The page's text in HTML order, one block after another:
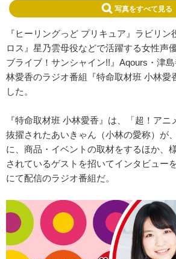
写真をすべて見る
『ヒーリングっど プリキュア』ラビリ
ロス』星乃雲母役などで活躍する女性声
ブライブ！サンシャイン!!』Aqours・津
林愛香のラジオ番組『特命取材班 小林愛
した。
『特命取材班 小林愛香』は、「超！アニ
抜擢されたあいきゃん（小林の愛称）が
に、商品・イベントの取材をするほか、
されているゲストを招いてインタビュー
にて配信のラジオ番組だ。